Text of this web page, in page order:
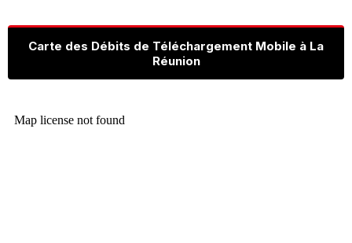
Carte des Débits de Téléchargement Mobile à La
Réunion